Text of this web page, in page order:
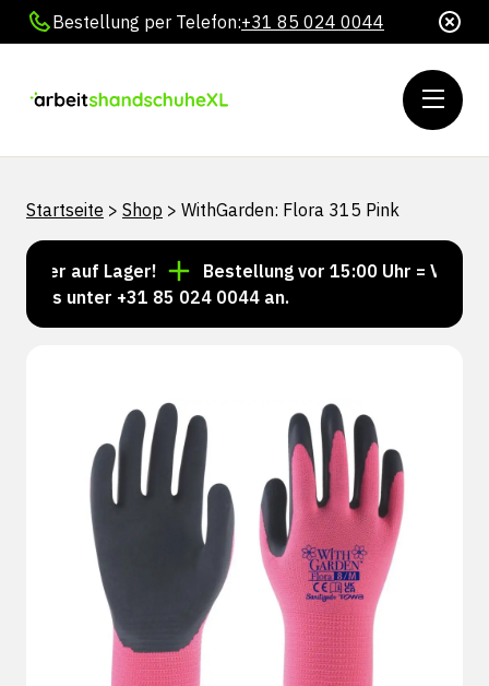
Bestellung per Telefon:+31 85 024 0044
Startseite > Shop > WithGarden: Flora 315 Pink
auf Lager!
Bestellung vor 15:00 Uhr = Versand
unter +31 85 024 0044 an.